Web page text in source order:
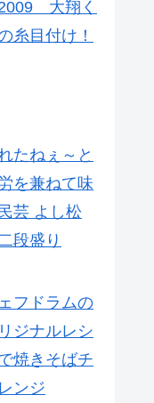
大翔く
糸目付け！
たねぇ～と
を兼ねて味
芸 よし松
段盛り
フドラムの
ジナルレシ
焼きそばチ
ンジ